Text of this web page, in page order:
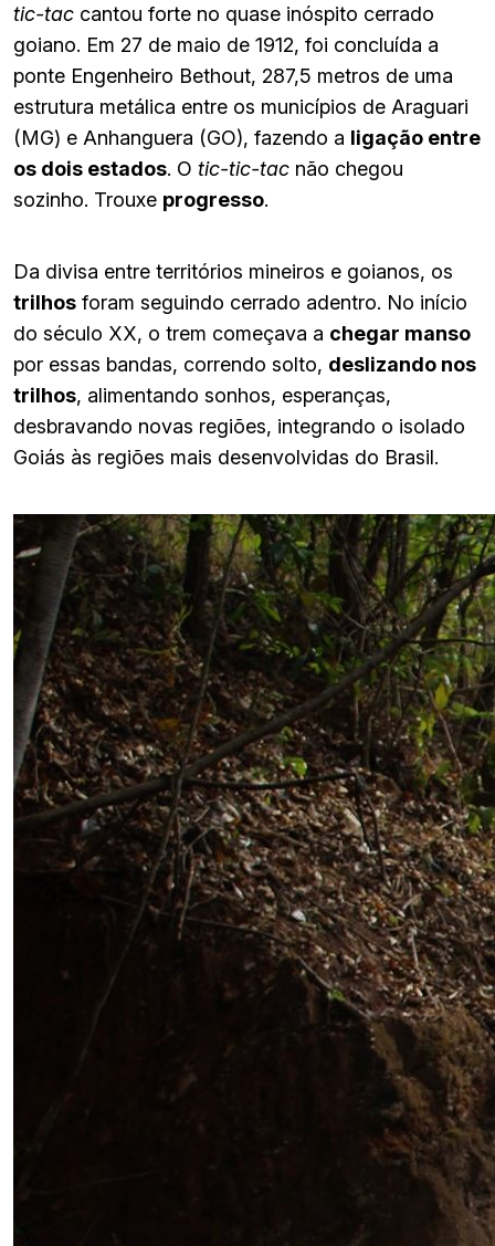
tic-tac cantou forte no quase inóspito cerrado
goiano. Em 27 de maio de 1912, foi concluída a
ponte Engenheiro Bethout, 287,5 metros de uma
estrutura metálica entre os municípios de Araguari
(MG) e Anhanguera (GO), fazendo a ligação entre
os dois estados. O tic-tic-tac não chegou
sozinho. Trouxe progresso.
Da divisa entre territórios mineiros e goianos, os
trilhos foram seguindo cerrado adentro. No início
do século XX, o trem começava a chegar manso
por essas bandas, correndo solto, deslizando nos
trilhos, alimentando sonhos, esperanças,
desbravando novas regiões, integrando o isolado
Goiás às regiões mais desenvolvidas do Brasil.